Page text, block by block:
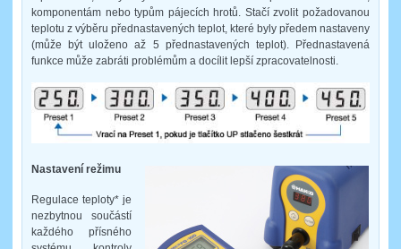
komponentám nebo typům pájecích hrotů. Stačí zvolit požadovanou
teplotu z výběru přednastavených teplot, které byly předem nastaveny
(může být uloženo až 5 přednastavených teplot). Přednastavená
funkce může zabráti problémům a docílit lepší zpracovatelnosti.
Nastavení režimu
Regulace teploty* je
nezbytnou součástí
každého přísného